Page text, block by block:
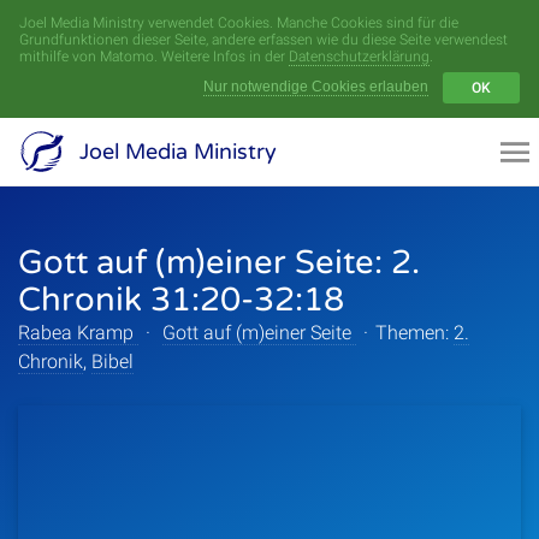
Joel Media Ministry verwendet Cookies. Manche Cookies sind für die
Grundfunktionen dieser Seite, andere erfassen wie du diese Seite verwendest
mithilfe von Matomo. Weitere Infos in der Datenschutzerklärung.
Nur notwendige Cookies erlauben
OK
Joel Media Ministry
Gott auf (m)einer Seite: 2.
Chronik 31:20-32:18
Rabea Kramp · Gott auf (m)einer Seite · Themen: 2.
Chronik, Bibel
Menü
Videoarchiv
Serien
Sprecher